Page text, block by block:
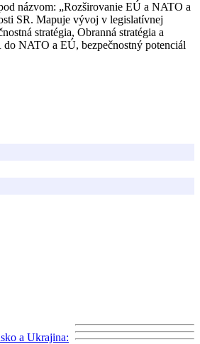
názvom: „Rozširovanie EÚ a NATO a
SR. Mapuje vývoj v legislatívnej
stratégia, Obranná stratégia a
do NATO a EÚ, bezpečnostný potenciál